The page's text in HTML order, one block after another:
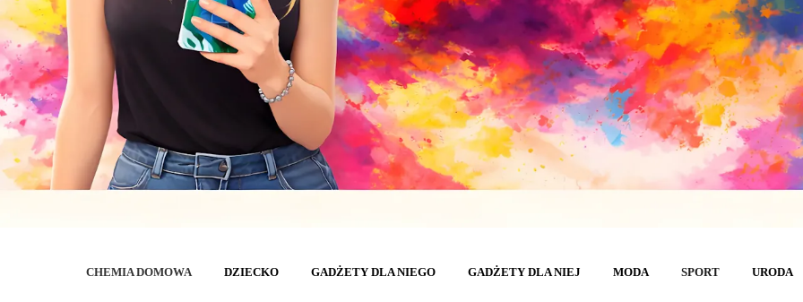
CHEMIA DOMOWA DZIECKO GADŻETY DLA NIEGO GADŻETY DLA NIEJ MODA SPORT URODA